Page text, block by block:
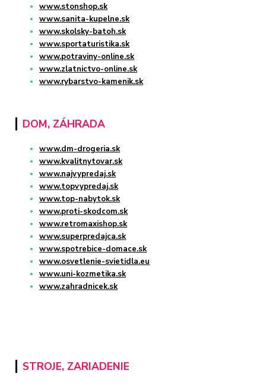
www.stonshop.sk
www.sanita-kupelne.sk
www.skolsky-batoh.sk
www.sportaturistika.sk
www.potraviny-online.sk
www.zlatnictvo-online.sk
www.rybarstvo-kamenik.sk
DOM, ZÁHRADA
www.dm-drogeria.sk
www.kvalitnytovar.sk
www.najvypredaj.sk
www.topvypredaj.sk
www.top-nabytok.sk
www.proti-skodcom.sk
www.retromaxishop.sk
www.superpredajca.sk
www.spotrebice-domace.sk
www.osvetlenie-svietidla.eu
www.uni-kozmetika.sk
www.zahradnicek.sk
STROJE, ZARIADENIE